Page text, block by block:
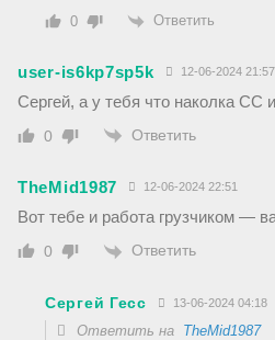
0 Ответить
user-is6kp7sp5k 12-06-2024 21:57
Сергей, а у тебя что наколка СС
0 Ответить
TheMid1987 12-06-2024 22:51
Вот тебе и работа грузчиком —
0 Ответить
Сергей Гесс 13-06-2024 04:18
Ответить на TheMid1987